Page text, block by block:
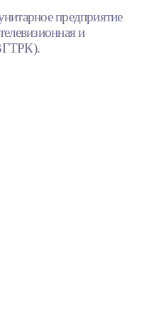
предприятие
и